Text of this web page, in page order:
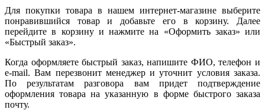
Для покупки товара в нашем интернет-магазине выберите
понравившийся товар и добавьте его в корзину. Далее
перейдите в корзину и нажмите на «Оформить заказ» или
«Быстрый заказ».
Когда оформляете быстрый заказ, напишите ФИО, телефон и
e-mail. Вам перезвонит менеджер и уточнит условия заказа.
По результатам разговора вам придет подтверждение
оформления товара на указанную в форме быстрого заказа
почту.